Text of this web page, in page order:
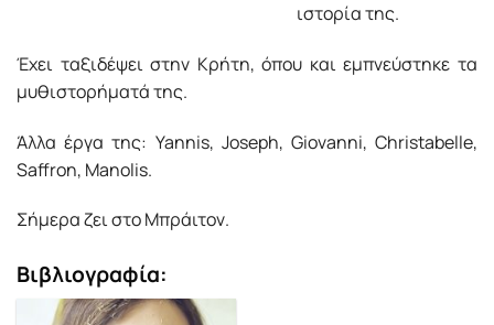
ιστορία της.
Έχει ταξιδέψει στην Κρήτη, όπου και εμπνεύστηκε τα
μυθιστορήματά της.
Άλλα έργα της: Yannis, Joseph, Giovanni, Christabelle,
Saffron, Manolis.
Σήμερα ζει στο Μπράιτον.
Βιβλιογραφία: